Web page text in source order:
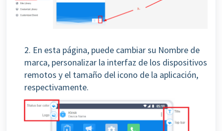
2. En esta página, puede cambiar su Nombre de
marca, personalizar la interfaz de los dispositivos
remotos y el tamaño del icono de la aplicación,
respectivamente.